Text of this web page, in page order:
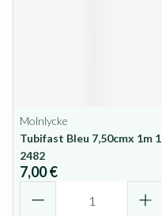
Molnlycke
Tubifast Bleu 7,50cmx 1m 1
2482
7,00 €